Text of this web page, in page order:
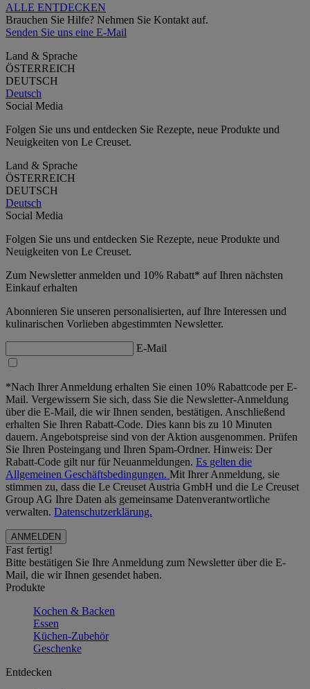
ALLE ENTDECKEN
Brauchen Sie Hilfe? Nehmen Sie Kontakt auf.
Senden Sie uns eine E-Mail
Land & Sprache
ÖSTERREICH
DEUTSCH
Deutsch
Social Media
Folgen Sie uns und entdecken Sie Rezepte, neue Produkte und
Neuigkeiten von Le Creuset.
Land & Sprache
ÖSTERREICH
DEUTSCH
Deutsch
Social Media
Folgen Sie uns und entdecken Sie Rezepte, neue Produkte und
Neuigkeiten von Le Creuset.
Zum Newsletter anmelden und 10% Rabatt* auf Ihren nächsten
Einkauf erhalten
Abonnieren Sie unseren personalisierten, auf Ihre Interessen und
kulinarischen Vorlieben abgestimmten Newsletter.
E-Mail
*Nach Ihrer Anmeldung erhalten Sie einen 10% Rabattcode per E-
Mail. Vergewissern Sie sich, dass Sie die Newsletter-Anmeldung
über die E-Mail, die wir Ihnen senden, bestätigen. Anschließend
erhalten Sie Ihren Rabatt-Code. Dies kann bis zu 10 Minuten
dauern. Angebotspreise sind von der Aktion ausgenommen. Prüfen
Sie Ihren Posteingang und Ihren Spam-Ordner. Hinweis: Der
Rabatt-Code gilt nur für Neuanmeldungen. Es gelten die
Allgemeinen Geschäftsbedingungen. Mit Ihrer Anmeldung, sie
stimmen zu, dass die Le Creuset Austria GmbH und die Le Creuset
Group AG Ihre Daten als gemeinsame Datenverantwortliche
verwalten. Datenschutzerklärung.
Fast fertig!
Bitte bestätigen Sie Ihre Anmeldung zum Newsletter über die E-
Mail, die wir Ihnen gesendet haben.
Produkte
Kochen & Backen
Essen
Küchen-Zubehör
Geschenke
Entdecken